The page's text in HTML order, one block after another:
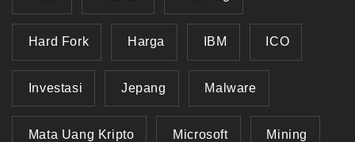
Hard Fork Harga IBM ICO
Investasi Jepang Malware
Mata Uang Kripto Microsoft Mining